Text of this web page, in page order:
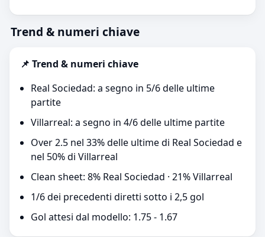
Trend & numeri chiave
📌 Trend & numeri chiave
Real Sociedad: a segno in 5/6 delle ultime
partite
Villarreal: a segno in 4/6 delle ultime partite
Over 2.5 nel 33% delle ultime di Real Sociedad e
nel 50% di Villarreal
Clean sheet: 8% Real Sociedad · 21% Villarreal
1/6 dei precedenti diretti sotto i 2,5 gol
Gol attesi dal modello: 1.75 - 1.67